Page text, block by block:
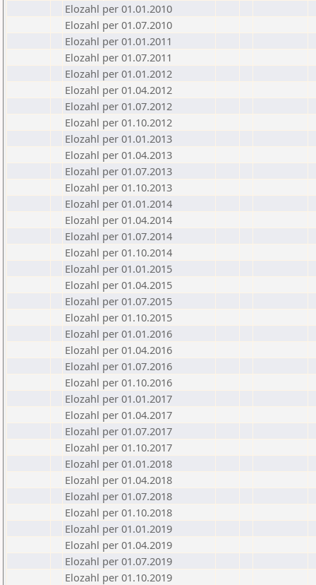
Elozahl per 01.01.2010
Elozahl per 01.07.2010
Elozahl per 01.01.2011
Elozahl per 01.07.2011
Elozahl per 01.01.2012
Elozahl per 01.04.2012
Elozahl per 01.07.2012
Elozahl per 01.10.2012
Elozahl per 01.01.2013
Elozahl per 01.04.2013
Elozahl per 01.07.2013
Elozahl per 01.10.2013
Elozahl per 01.01.2014
Elozahl per 01.04.2014
Elozahl per 01.07.2014
Elozahl per 01.10.2014
Elozahl per 01.01.2015
Elozahl per 01.04.2015
Elozahl per 01.07.2015
Elozahl per 01.10.2015
Elozahl per 01.01.2016
Elozahl per 01.04.2016
Elozahl per 01.07.2016
Elozahl per 01.10.2016
Elozahl per 01.01.2017
Elozahl per 01.04.2017
Elozahl per 01.07.2017
Elozahl per 01.10.2017
Elozahl per 01.01.2018
Elozahl per 01.04.2018
Elozahl per 01.07.2018
Elozahl per 01.10.2018
Elozahl per 01.01.2019
Elozahl per 01.04.2019
Elozahl per 01.07.2019
Elozahl per 01.10.2019